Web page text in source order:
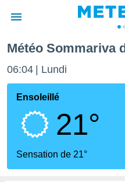
de
Météo Sommariva
06:04 Lundi
Ensoleillé
21°
Sensation de 21°